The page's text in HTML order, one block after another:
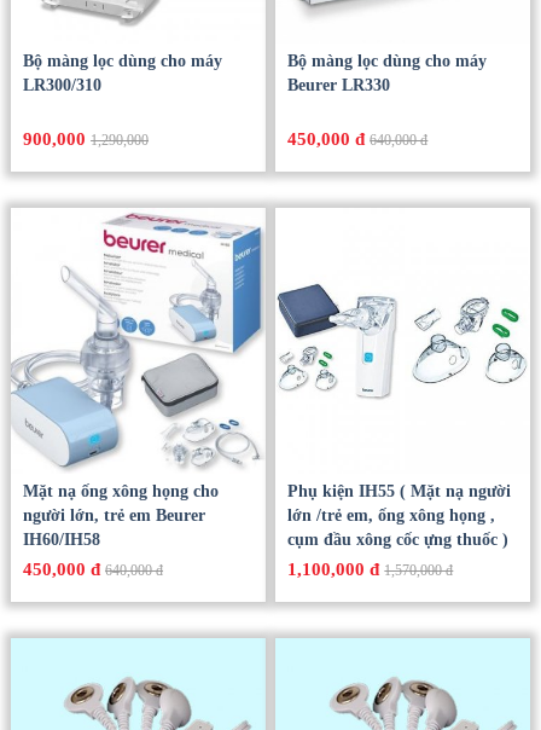
Bộ màng lọc dùng cho máy
LR300/310
900,0001,290,000
Bộ màng lọc dùng cho máy
Beurer LR330
450,000 đ 640,000 đ
Mặt nạ ống xông họng cho
người lớn, trẻ em Beurer
IH60/IH58
450,000 đ 640,000 đ
Phụ kiện IH55 ( Mặt nạ người
lớn /trẻ em, ống xông họng ,
cụm đầu xông cốc ựng thuốc )
1,100,000 đ 1,570,000 đ